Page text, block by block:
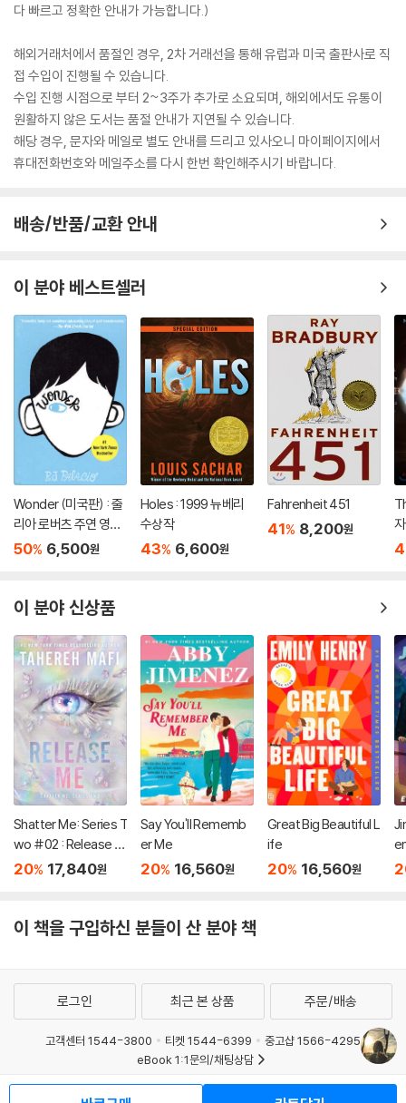
다 빠르고 정확한 안내가 가능합니다.)
해외거래처에서 품절인 경우, 2차 거래선을 통해 유럽과 미국 출판사로 직
접 수입이 진행될 수 있습니다.
수입 진행 시점으로 부터 2~3주가 추가로 소요되며, 해외에서도 유통이
원활하지 않은 도서는 품절 안내가 지연될 수 있습니다.
해당 경우, 문자와 메일로 별도 안내를 드리고 있사오니 마이페이지에서
휴대전화번호와 메일주소를 다시 한번 확인해주시기 바랍니다.
배송/반품/교환 안내
이 분야 베스트셀러
Wonder (미국판) : 줄
리아 로버츠 주연 영화
'원더' 원작 소설
50% 6,500원
Holes : 1999 뉴베리
수상작
43% 6,600원
Fahrenheit 451
41% 8,200원
자
이 분야 신상품
Shatter Me: Series T
wo #02 : Release M
e
20% 17,840원
Say You'll Rememb
er Me
20% 16,560원
Great Big Beautiful L
ife
20% 16,560원
이 책을 구입하신 분들이 산 분야 책
로그인 최근 본 상품 주문/배송
고객센터 1544-3800 티켓 1544-6399
중고샵 1566-4295
eBook 1:1문의/채팅상담
예스이십사(주) 사업자 정보